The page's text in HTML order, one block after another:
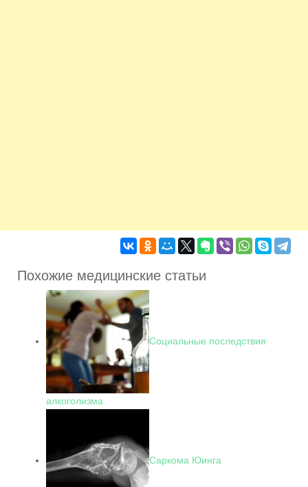
Похожие медицинские статьи
Социальные последствия
алкоголизма
Саркома Юинга